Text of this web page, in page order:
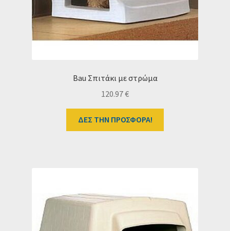
Bau Σπιτάκι με στρώμα
120.97€
ΔΕΣ ΤΗΝ ΠΡΟΣΦΟΡΑ!